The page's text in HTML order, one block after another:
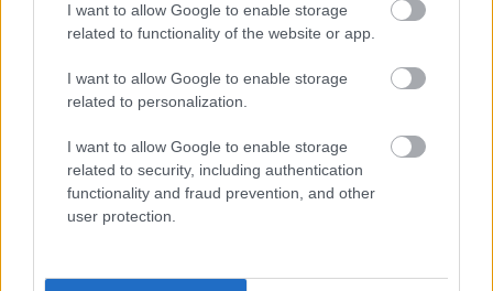
I want to allow Google to enable storage
related to functionality of the website or app.
I want to allow Google to enable storage
related to personalization.
I want to allow Google to enable storage
related to security, including authentication
functionality and fraud prevention, and other
user protection.
ZÁRT A DOMBOS FEST
A bejegyzés trackback címe:
https://kulturpart.hu/api/trackback/id/7936066
Kommentek:
A hozzászólások avonatkozó jogszabályokértelmében felhasználói tartalomnak
minősülnek, értük aszolgáltatás technikaiüzemeltetője semmilyen felelősséget
nem vállal, azokat nem ellenőrzi. Kifogás esetén forduljon a blog szerkesztőjéhez.